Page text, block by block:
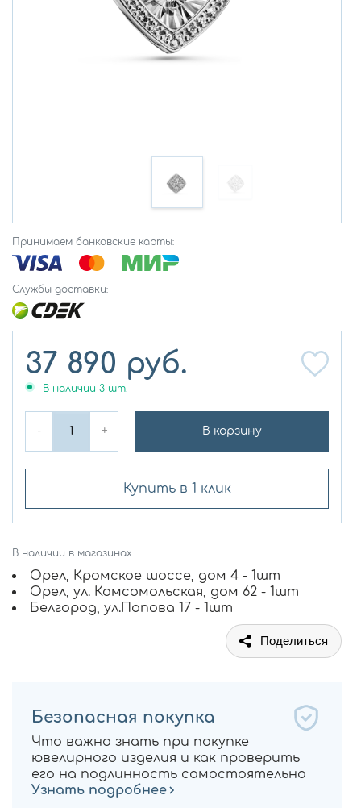
Принимаем банковские карты:
Службы доставки:
37 890 руб.
В наличии 3 шт.
- + В корзину
Купить в 1 клик
В наличии в магазинах:
Орел, Кромское шоссе, дом 4 - 1шт
Орел, ул. Комсомольская, дом 62 - 1шт
Белгород, ул.Попова 17 - 1шт
Поделиться
Безопасная покупка
Что важно знать при покупке
ювелирного изделия и как проверить
его на подлинность самостоятельно
Узнать подробнее